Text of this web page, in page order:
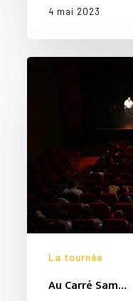
4 mai 2023
Au
La tournée
Au Carré Sam…